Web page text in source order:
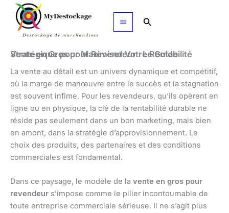
Aller
contenu
Rechercher
Vente en Gros pour Revendeur : Le Guide Stratégique pour Maximiser Votre Rentabilité
La vente au détail est un univers dynamique et compétitif,
où la marge de manœuvre entre le succès et la stagnation
est souvent infime. Pour les revendeurs, qu’ils opèrent en
ligne ou en physique, la clé de la rentabilité durable ne
réside pas seulement dans un bon marketing, mais bien
en amont, dans la stratégie d’approvisionnement. Le
choix des produits, des partenaires et des conditions
commerciales est fondamental.
Dans ce paysage, le modèle de la vente en gros pour
revendeur s’impose comme le pilier incontournable de
toute entreprise commerciale sérieuse. Il ne s’agit plus